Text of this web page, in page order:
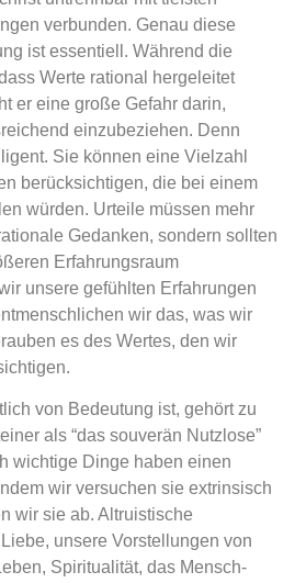
verbunden. Genau diese
ist essentiell. Während die
Werte rational hergeleitet
er eine große Gefahr darin,
einzubeziehen. Denn
Sie können eine Vielzahl
berücksichtigen, die bei einem
würden. Urteile müssen mehr
Gedanken, sondern sollten
Erfahrungsraum
unsere gefühlten Erfahrungen
wir das, was wir
es des Wertes, den wir
von Bedeutung ist, gehört zu
als “das souverän Nutzlose”
wichtige Dinge haben einen
wir versuchen sie extrinsisch
wir sie ab. Altruistische
unsere Vorstellungen von
Spiritualität, das Mensch-